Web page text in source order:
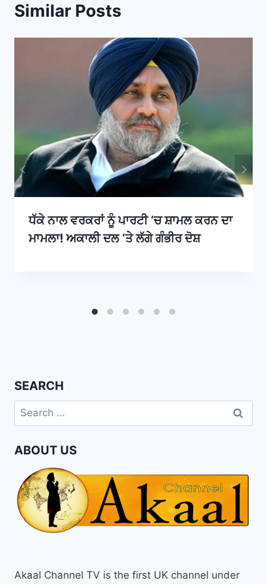
Similar Posts
ਧੱਕੇ ਨਾਲ ਵਰਕਰਾਂ ਨੂੰ ਪਾਰਟੀ ‘ਚ ਸ਼ਾਮਲ ਕਰਨ ਦਾ
ਮਾਮਲਾ! ਅਕਾਲੀ ਦਲ ‘ਤੇ ਲੱਗੇ ਗੰਭੀਰ ਦੋਸ਼
SEARCH
ABOUT US
Akaal Channel TV is the first UK channel under